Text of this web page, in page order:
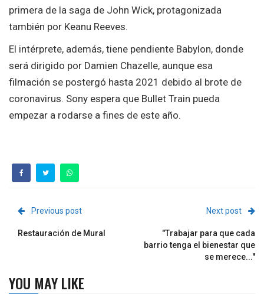
primera de la saga de John Wick, protagonizada
también por Keanu Reeves.
El intérprete, además, tiene pendiente Babylon, donde
será dirigido por Damien Chazelle, aunque esa
filmación se postergó hasta 2021 debido al brote de
coronavirus. Sony espera que Bullet Train pueda
empezar a rodarse a fines de este año.
Previous post
Restauración de Mural
Next post
"Trabajar para que cada
barrio tenga el bienestar que
se merece..."
YOU MAY LIKE